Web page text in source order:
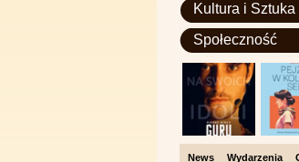
Kultura i Sztuka
Społeczność
News Wydarzenia